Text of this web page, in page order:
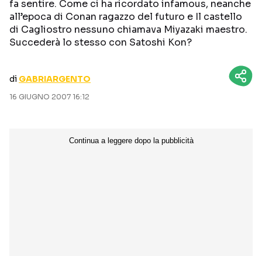
NOTIZIE
CURIOSITÀ
TRAILER
BOX OFFICE
fa sentire. Come ci ha ricordato infamous, neanche
all’epoca di Conan ragazzo del futuro e Il castello
di Cagliostro nessuno chiamava Miyazaki maestro.
Succederà lo stesso con Satoshi Kon?
di GABRIARGENTO
16 GIUGNO 2007 16:12